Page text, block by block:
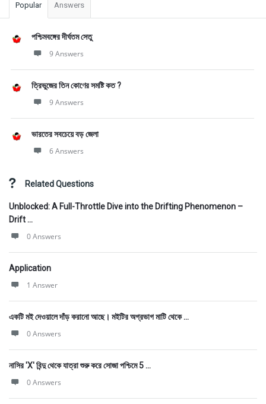
Popular Answers
পশ্চিমবঙ্গের দীর্ঘতম সেতু
9 Answers
ত্রিভুজের তিন কোণের সমষ্টি কত ?
9 Answers
ভারতের সবচেয়ে বড় জেলা
6 Answers
Related Questions
Unblocked: A Full-Throttle Dive into the Drifting Phenomenon –
Drift ...
0 Answers
Application
1 Answer
একটি মই দেওয়ালে দাঁড় করানাে আছে। মইটির অগ্রভাগ মাটি থেকে ...
0 Answers
নাসির 'X' বিন্দু থেকে যাত্রা শুরু করে সােজা পশ্চিমে 5 ...
0 Answers